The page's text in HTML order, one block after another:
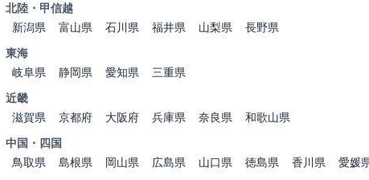
北陸・甲信越
新潟県
富山県 石川県 福井県 山梨県
長野県
東海
岐阜県
静岡県 愛知県
三重県
近畿
滋賀県
京都府 大阪府 兵庫県 奈良県
和歌山県
中国・四国
鳥取県
島根県 岡山県 広島県 山口県 徳島県 香川県
愛媛